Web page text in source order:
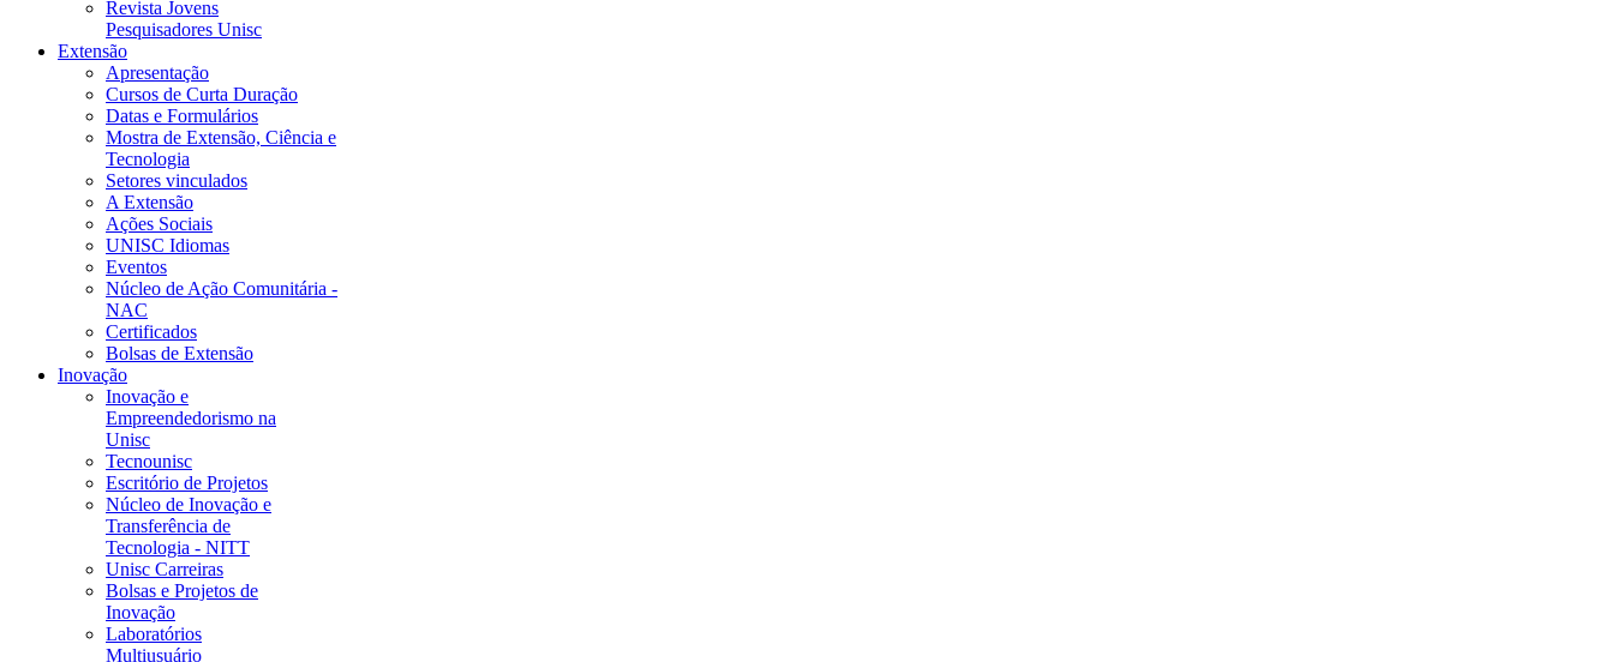
Revista Jovens
Pesquisadores Unisc
Extensão
Apresentação
Cursos de Curta Duração
Datas e Formulários
Mostra de Extensão, Ciência e
Tecnologia
Setores vinculados
A Extensão
Ações Sociais
UNISC Idiomas
Eventos
Núcleo de Ação Comunitária -
NAC
Certificados
Bolsas de Extensão
Inovação
Inovação e
Empreendedorismo na
Unisc
Tecnounisc
Escritório de Projetos
Núcleo de Inovação e
Transferência de
Tecnologia - NITT
Unisc Carreiras
Bolsas e Projetos de
Inovação
Laboratórios
Multiusuário